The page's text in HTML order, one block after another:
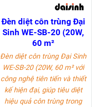
Đèn diệt côn trùng Đại
Sinh WE-SB-20 (20W,
60 m²
Đèn diệt côn trùng Đại Sinh
WE-SB-20 (20W, 60 m² với
công nghệ tiên tiến và thiết
kế hiện đại, giúp tiêu diệt
hiệu quả côn trùng trong